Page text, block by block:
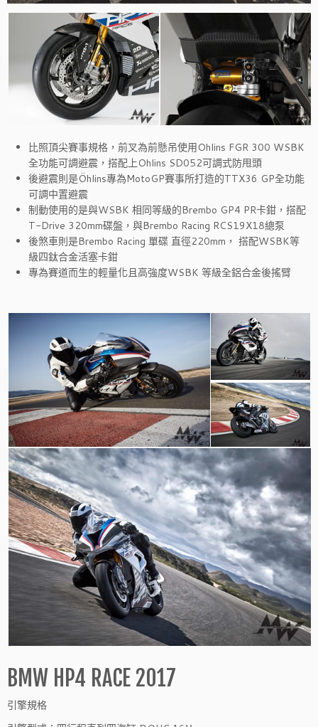
比照頂尖賽事規格，前叉為前懸吊使用Ohlins FGR 300 WSBK
全功能可調避震，搭配上Ohlins SD052可調式防甩頭
後避震則是Öhlins專為MotoGP賽事所打造的TTX36 GP全功能
可調中置避震
制動使用的是與WSBK 相同等級的Brembo GP4 PR卡鉗，搭配
T-Drive 320mm碟盤，與Brembo Racing RCS19X18總泵
後煞車則是Brembo Racing 單碟 直徑220mm， 搭配WSBK等
級四鈦合金活塞卡鉗
專為賽道而生的輕量化且高強度WSBK 等級全鋁合金後搖臂
BMW HP4 RACE 2017
引擎規格